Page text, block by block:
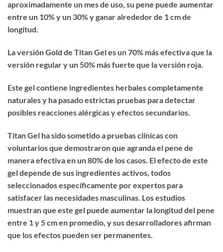
aproximadamente un mes de uso, su pene puede aumentar
entre un 10% y un 30% y ganar alrededor de 1 cm de
longitud.​
La versión Gold de Titan Gel es un 70% más efectiva que la
versión regular y un 50% más fuerte que la versión roja.​
Este gel contiene ingredientes herbales completamente
naturales y ha pasado estrictas pruebas para detectar
posibles reacciones alérgicas y efectos secundarios.​
Titan Gel ha sido sometido a pruebas clínicas con
voluntarios que demostraron que agranda el pene de
manera efectiva en un 80% de los casos. El efecto de este
gel depende de sus ingredientes activos, todos
seleccionados específicamente por expertos para
satisfacer las necesidades masculinas. Los estudios
muestran que este gel puede aumentar la longitud del pene
entre 1 y 5 cm en promedio, y sus desarrolladores afirman
que los efectos pueden ser permanentes.​